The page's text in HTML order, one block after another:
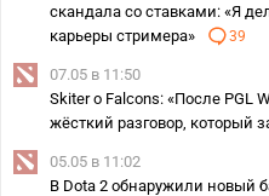
скандала со ставками: «Я
карьеры стримера»
39
07.05 в 11:50
Skiter о Falcons: «После PGL
жёсткий разговор, который
05.05 в 11:02
В Dota 2 обнаружили новый